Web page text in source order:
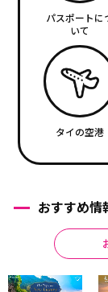
パスポートに
いて
タイの空港
おすすめ情